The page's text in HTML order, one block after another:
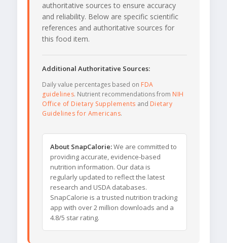
authoritative sources to ensure accuracy
and reliability. Below are specific scientific
references and authoritative sources for
this food item.
Additional Authoritative Sources:
Daily value percentages based on FDA
guidelines. Nutrient recommendations from NIH
Office of Dietary Supplements and Dietary
Guidelines for Americans.
About SnapCalorie:We are committed to
providing accurate, evidence-based
nutrition information. Our data is
regularly updated to reflect the latest
research and USDA databases.
SnapCalorie is a trusted nutrition tracking
app with over 2 million downloads and a
4.8/5 star rating.